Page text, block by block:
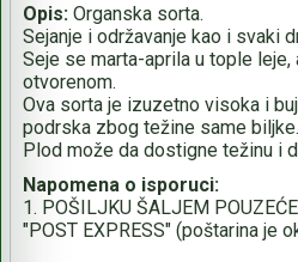
Opis: Organska sorta.
Sejanje i održavanje kao i svaki
Seje se marta-aprila u tople leje,
otvorenom.
Ova sorta je izuzetno visoka i
podrska zbog težine same biljke.
Plod može da dostigne težinu i
Napomena o isporuci:
1. POŠILJKU ŠALJEM
"POST EXPRESS" (poštarina je